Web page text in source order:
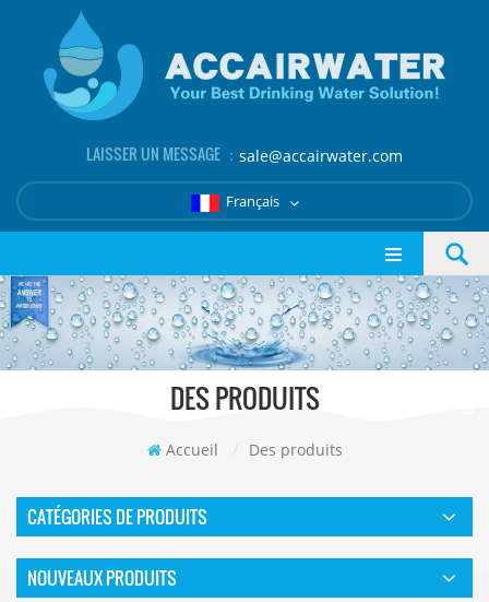
LAISSER UN MESSAGE ： sale@accairwater.com
Français
DES PRODUITS
Accueil / Des produits
CATÉGORIES DE PRODUITS
NOUVEAUX PRODUITS